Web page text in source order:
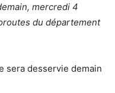
mercredi 4
du département
sera desservie demain